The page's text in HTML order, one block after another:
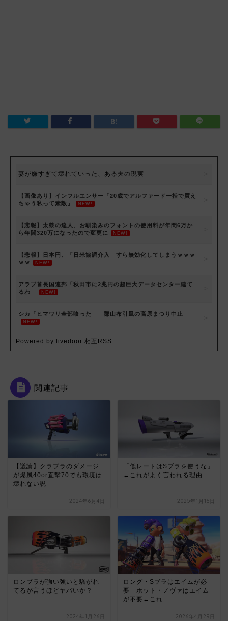
妻が嫌すぎて壊れていった、ある夫の現実
【画像あり】インフルエンサー「20歳でアルファード一括で買え
ちゃう私って素敵」
NEW!
【悲報】太鼓の達人、お馴染みのフォントの使用料が年間6万か
ら年間320万になったので変更に
NEW!
【悲報】日本円、「日米協調介入」すら無効化してしまうｗｗｗ
ｗｗ
NEW!
アラブ首長国連邦「秋田市に2兆円の超巨大データセンター建て
るわ」
NEW!
シカ「ヒマワリ全部喰った」 郡山布引風の高原まつり中止
NEW!
Powered by livedoor 相互RSS
関連記事
【議論】クラブラのダメージ
が爆風40or直撃70でも環境は
壊れない説
2024年6月4日
「低レートはSブラを使うな」
←これがよく言われる理由
2025年1月16日
ロンブラが強い強いと騒がれ
てるが言うほどヤバいか？
2024年1月26日
ロング・Sブラはエイムが必
要 ホット・ノヴァはエイム
が不要←これ
2026年4月29日